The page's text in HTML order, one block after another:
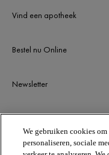
Vind een apotheek
Bestel nu Online
Newsletter
BLIJF OP DE
We gebruiken cookies
personaliseren, sociale